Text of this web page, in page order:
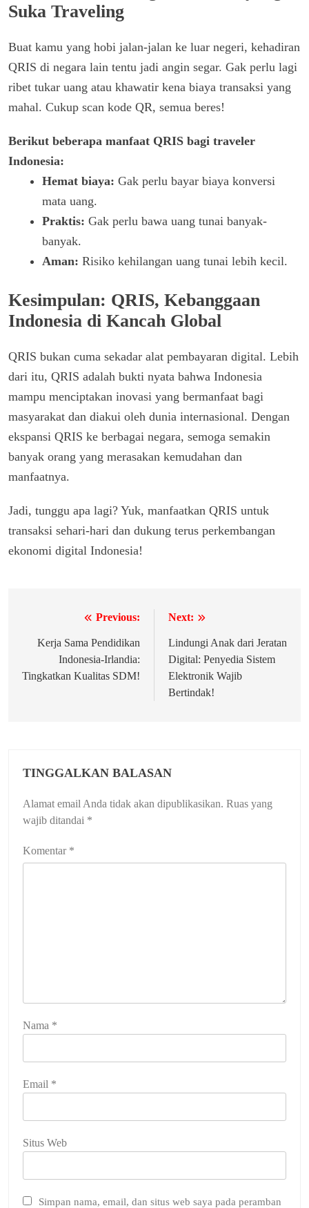
Suka Traveling
Buat kamu yang hobi jalan-jalan ke luar negeri, kehadiran
QRIS di negara lain tentu jadi angin segar. Gak perlu lagi
ribet tukar uang atau khawatir kena biaya transaksi yang
mahal. Cukup scan kode QR, semua beres!
Berikut beberapa manfaat QRIS bagi traveler
Indonesia:
Hemat biaya: Gak perlu bayar biaya konversi
mata uang.
Praktis: Gak perlu bawa uang tunai banyak-
banyak.
Aman: Risiko kehilangan uang tunai lebih kecil.
Kesimpulan: QRIS, Kebanggaan
Indonesia di Kancah Global
QRIS bukan cuma sekadar alat pembayaran digital. Lebih
dari itu, QRIS adalah bukti nyata bahwa Indonesia
mampu menciptakan inovasi yang bermanfaat bagi
masyarakat dan diakui oleh dunia internasional. Dengan
ekspansi QRIS ke berbagai negara, semoga semakin
banyak orang yang merasakan kemudahan dan
manfaatnya.
Jadi, tunggu apa lagi? Yuk, manfaatkan QRIS untuk
transaksi sehari-hari dan dukung terus perkembangan
ekonomi digital Indonesia!
pos
Previous:
Kerja Sama Pendidikan
Indonesia-Irlandia:
Tingkatkan Kualitas SDM!
Next:
Lindungi Anak dari Jeratan
Digital: Penyedia Sistem
Elektronik Wajib
Bertindak!
TINGGALKAN BALASAN
Alamat email Anda tidak akan dipublikasikan. Ruas yang
wajib ditandai *
Komentar *
Nama *
Email *
Situs Web
Simpan nama, email, dan situs web saya pada peramban